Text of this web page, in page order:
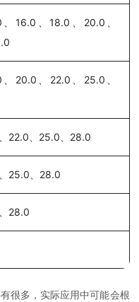
16.0、18.0、20.0、
20.0、22.0、25.0、
22.0、25.0、28.0
25.0、28.0
28.0
很多，实际应用中可能会根